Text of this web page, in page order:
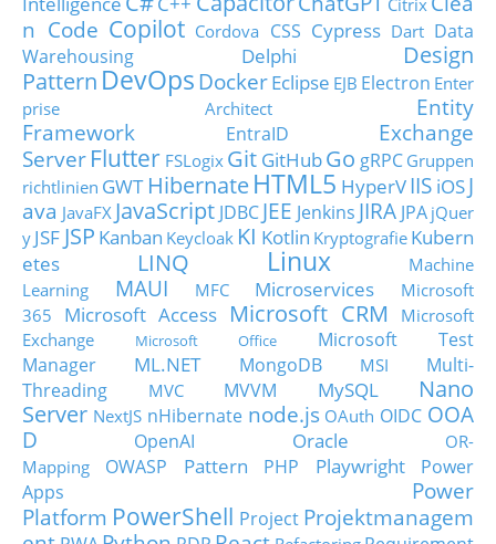
Citrix
n Code Copilot Cordova CSS Cypress Dart Data
Warehousing
Delphi
Design
Pattern DevOps DockerEclipse EJB Electron Enter
prise Architect
Entity
Framework
EntraID
Exchange
Server Flutter FSLogix Git GitHubGo gRPC Gruppen
richtlinien GWT HibernateHTML5 HyperVIIS iOSJ
ava JavaFX JavaScript JDBC JEE Jenkins JIRA JPA jQuer
y JSF JSP Kanban Keycloak KI Kotlin Kryptografie Kubern
etes
LINQ Linux
Machine
Learning
MAUI MFC Microservices
Microsoft
365
Microsoft Access Microsoft CRM
Microsoft
Exchange
Microsoft Office
Microsoft Test
Manager
ML.NET MongoDB MSI
Multi-
Threading
MVC MVVM MySQL
Nano
Server NextJS nHibernate node.js OAuth OIDC OOA
D
OpenAI Oracle
OR-
Mapping
OWASP Pattern PHP Playwright
Power
Apps
Power
Platform PowerShell Project Projektmanagem